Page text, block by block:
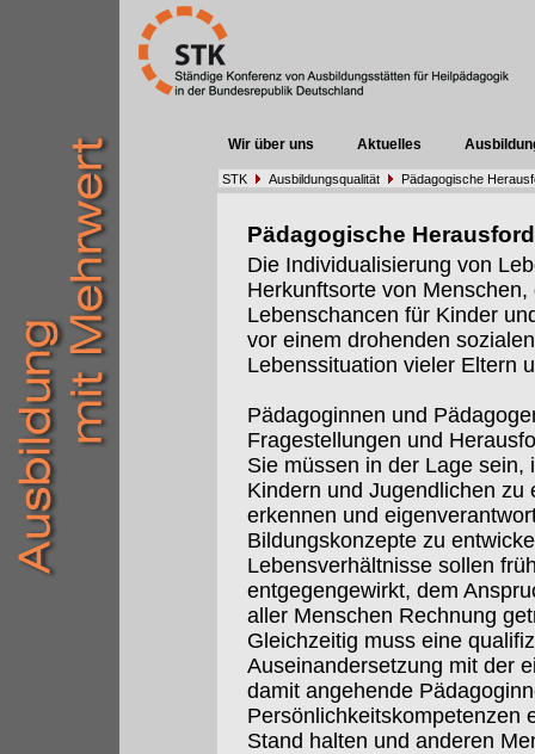
Wir über uns Aktuelles
STK Ausbildungsqualität Pädagogische
Pädagogische
Die Individualisierung von
Herkunftsorte von
Lebenschancen für Kinder
vor einem drohenden
Lebenssituation vieler Eltern
Pädagoginnen und
Fragestellungen und
Sie müssen in der Lage
Kindern und Jugendlichen
erkennen und
Bildungskonzepte zu
Lebensverhältnisse sollen
entgegengewirkt, dem
aller Menschen Rechnung
Gleichzeitig muss eine
Auseinandersetzung mit der
damit angehende
Persönlichkeitskompetenzen
Stand halten und anderen